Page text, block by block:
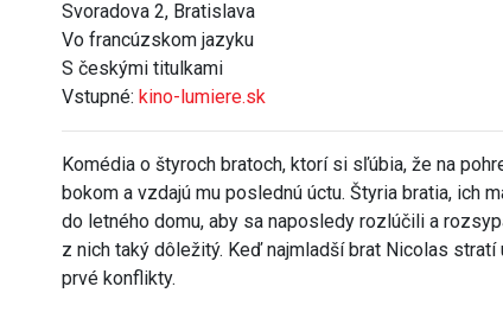
Svoradova 2, Bratislava
Vo francúzskom jazyku
S českými titulkami
Vstupné:kino-lumiere.sk
Komédia o štyroch bratoch, ktorí si sľúbia, že na
bokom a vzdajú mu poslednú úctu. Štyria bratia, ich
do letného domu, aby sa naposledy rozlúčili a
z nich taký dôležitý. Keď najmladší brat Nicolas
prvé konflikty.